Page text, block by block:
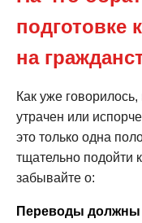
подготовке
на
Как уже
утрачен или
это только одна
тщательно подойти
забывайте о:
Переводы должны